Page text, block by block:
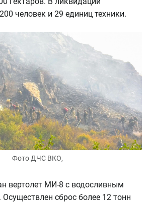
человек и 29 единиц техники.
Фото ДЧС ВКО,
вертолет МИ-8 с водосливным
Осуществлен сброс более 12 тонн